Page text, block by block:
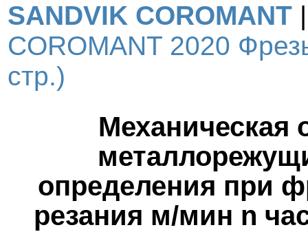
SANDVIK COROMANT
COROMANT 2020
стр.)
Механическая
определения при
резания м/мин n